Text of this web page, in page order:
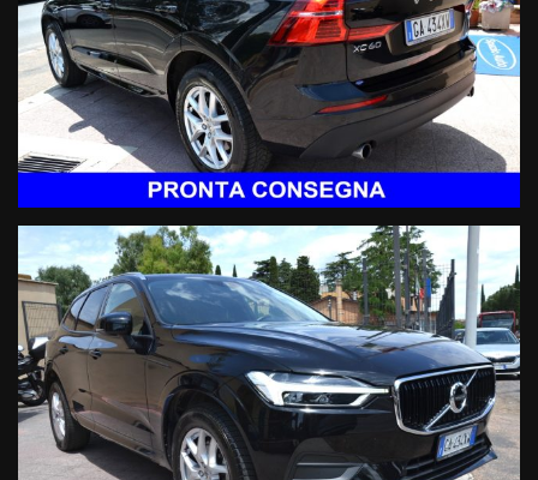
- Sistema rilevamento stanchezza conducente
Audio & Comunicazione:
- Radio CD Mp3 Dab con display integrato touch screen
- Navigatore satellitare cartografico 3D
- Sistema AppleCarPlay
- Sistema Android&Auto
- Vivavoce Bluetooth
- Streaming audio Bluetooth
- USB & ingresso sd card
- Computer di bordo
- Comandi vocali
Comfort:
- Climatizzatore automatico Bi Zona
- Sedili regolabili in altezza
- Volante regolabile
- Volante multifunzione
- Regolazione lombare sedile guidatore
- Cruise control